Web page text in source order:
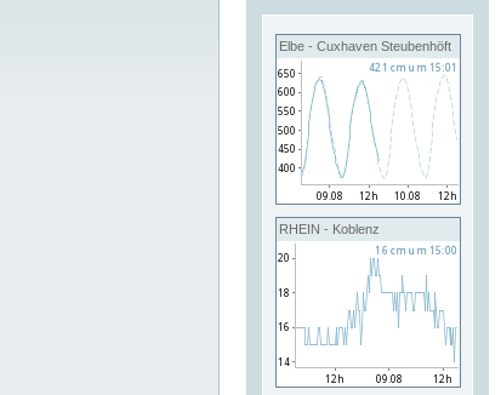
Elbe - Cuxhaven Steubenhöft
RHEIN - Koblenz